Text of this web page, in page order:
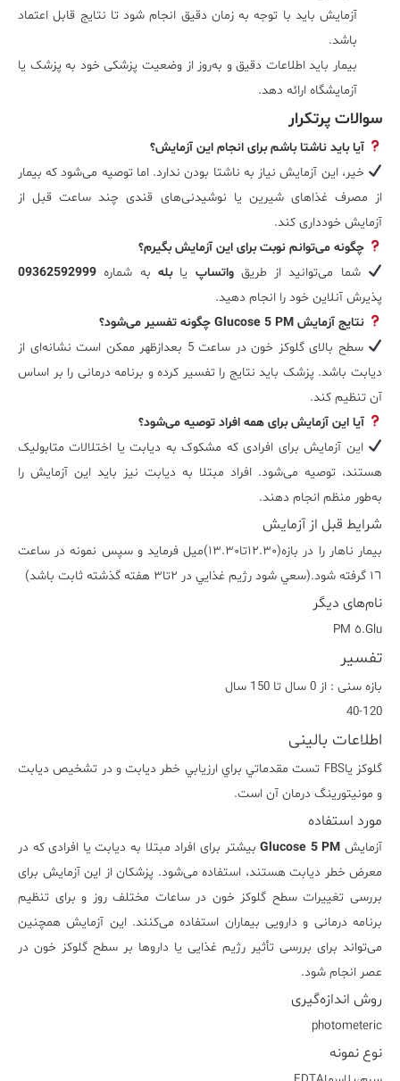
آزمایش باید با توجه به زمان دقیق انجام شود تا نتایج قابل اعتماد
باشد.
بیمار باید اطلاعات دقیق و به‌روز از وضعیت پزشکی خود به پزشک یا
آزمایشگاه ارائه دهد.
سوالات پرتکرار
آیا باید ناشتا باشم برای انجام این آزمایش؟
خیر، این آزمایش نیاز به ناشتا بودن ندارد. اما توصیه می‌شود که بیمار
از مصرف غذاهای شیرین یا نوشیدنی‌های قندی چند ساعت قبل از
آزمایش خودداری کند.
چگونه می‌توانم نوبت برای این آزمایش بگیرم؟
شما می‌توانید از طریقواتساپ یابله به شماره 09362592999
پذیرش آنلاین خود را انجام دهید.
نتایج آزمایش Glucose 5 PM چگونه تفسیر می‌شود؟
سطح بالای گلوکز خون در ساعت 5 بعدازظهر ممکن است نشانه‌ای از
دیابت باشد. پزشک باید نتایج را تفسیر کرده و برنامه درمانی را بر اساس
آن تنظیم کند.
آیا این آزمایش برای همه افراد توصیه می‌شود؟
این آزمایش برای افرادی که مشکوک به دیابت یا اختلالات متابولیک
هستند، توصیه می‌شود. افراد مبتلا به دیابت نیز باید این آزمایش را
به‌طور منظم انجام دهند.
شرایط قبل از آزمایش
بيمار ناهار را در بازه(١٢.٣٠تا١٣.٣٠)ميل فرمايد و سپس نمونه در ساعت
١٦ گرفته شود.(سعي شود رژيم غذايي در ٢تا٣ هفته گذشته ثابت باشد)
نام‌های دیگر
Glu.٥ PM
تفسیر
بازه سنی : از 0 سال تا 150 سال
40-120
اطلاعات بالینی
گلوکز ياFBS تست مقدماتي براي ارزيابي خطر ديابت و در تشخيص ديابت
و مونيتورينگ درمان آن است.
مورد استفاده
آزمایش Glucose 5 PMبیشتر برای افراد مبتلا به دیابت یا افرادی که در
معرض خطر دیابت هستند، استفاده می‌شود. پزشکان از این آزمایش برای
بررسی تغییرات سطح گلوکز خون در ساعات مختلف روز و برای تنظیم
برنامه درمانی و دارویی بیماران استفاده می‌کنند. این آزمایش همچنین
می‌تواند برای بررسی تأثیر رژیم غذایی یا داروها بر سطح گلوکز خون در
عصر انجام شود.
روش اندازه‌گیری
photometeric
نوع نمونه